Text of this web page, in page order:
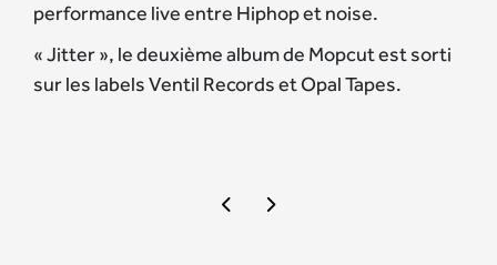
performance live entre Hiphop et noise.
« Jitter », le deuxième album de Mopcut est sorti
sur les labels Ventil Records et Opal Tapes.